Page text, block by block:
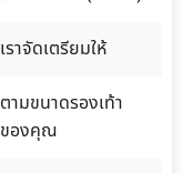
เราจัดเตรียมให้
ตามขนาดรองเท้า
ของคุณ